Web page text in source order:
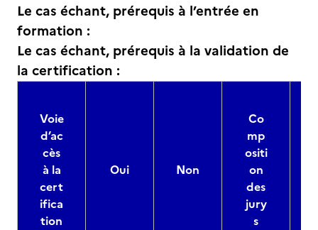
Le cas échant, prérequis à l’entrée en
formation :
Le cas échant, prérequis à la validation de
la certification :
Voie
d’ac
cès
à la
cert
ifica
tion
Oui Non
Co
mp
ositi
on
des
jury
s